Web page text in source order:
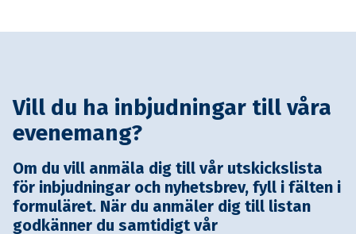
Vill du ha inbjudningar till våra
evenemang?
Om du vill anmäla dig till vår utskickslista
för inbjudningar och nyhetsbrev, fyll i fälten i
formuläret. När du anmäler dig till listan
godkänner du samtidigt vår